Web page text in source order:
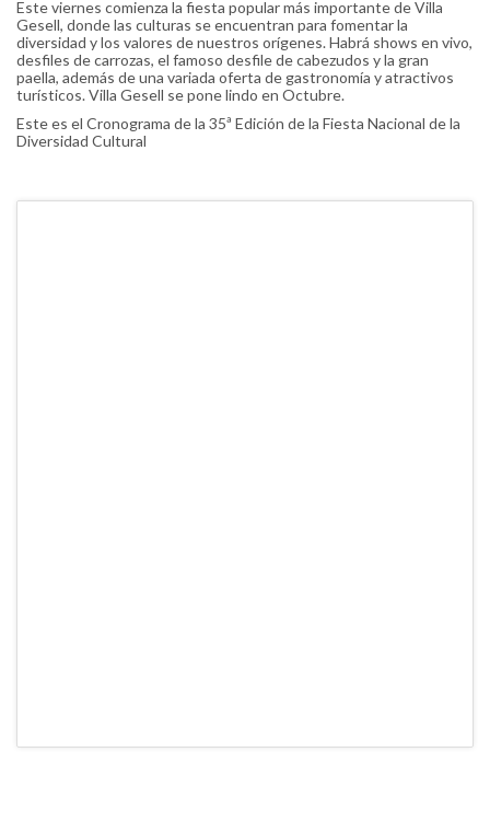
Este viernes comienza la fiesta popular más importante de Villa
Gesell, donde las culturas se encuentran para fomentar la
diversidad y los valores de nuestros orígenes. Habrá shows en vivo,
desfiles de carrozas, el famoso desfile de cabezudos y la gran
paella, además de una variada oferta de gastronomía y atractivos
turísticos. Villa Gesell se pone lindo en Octubre.
Este es el Cronograma de la 35ª Edición de la Fiesta Nacional de la
Diversidad Cultural